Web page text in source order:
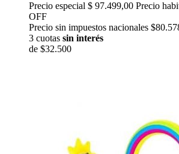
Precio especial $ 97.499,00 Precio
OFF
Precio sin impuestos nacionales
3 cuotas sin interés
de $32.500